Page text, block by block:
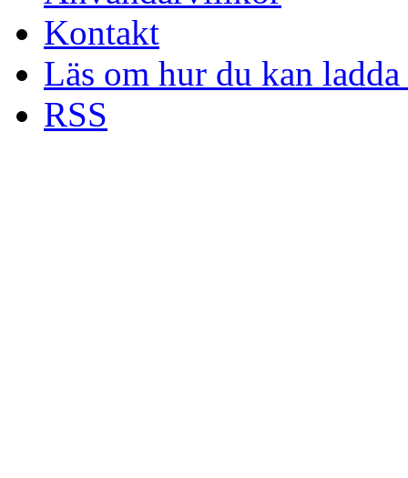
Kontakt
Läs om hur du kan
RSS